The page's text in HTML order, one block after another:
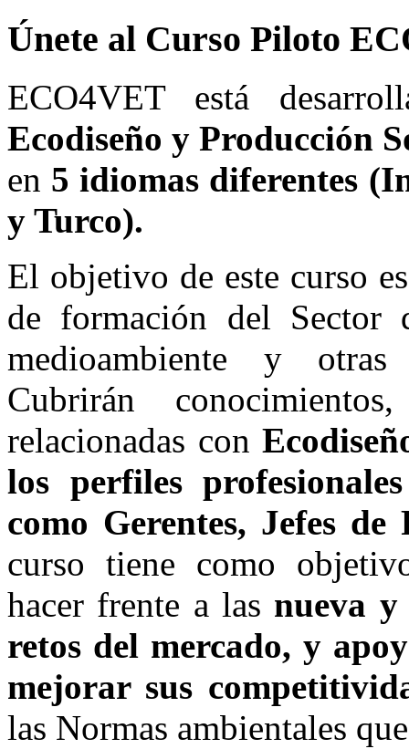
Únete al Curso Piloto
ECO4VET está
Ecodiseño y Producción
en 5 idiomas diferentes
y Turco).
El objetivo de este curso
de formación del Sector
medioambiente y otras
Cubrirán
relacionadas con
los perfiles
como Gerentes, Jefes
curso tiene como
hacer frente a las nueva
retos del mercado, y
mejorar sus
las Normas ambientales